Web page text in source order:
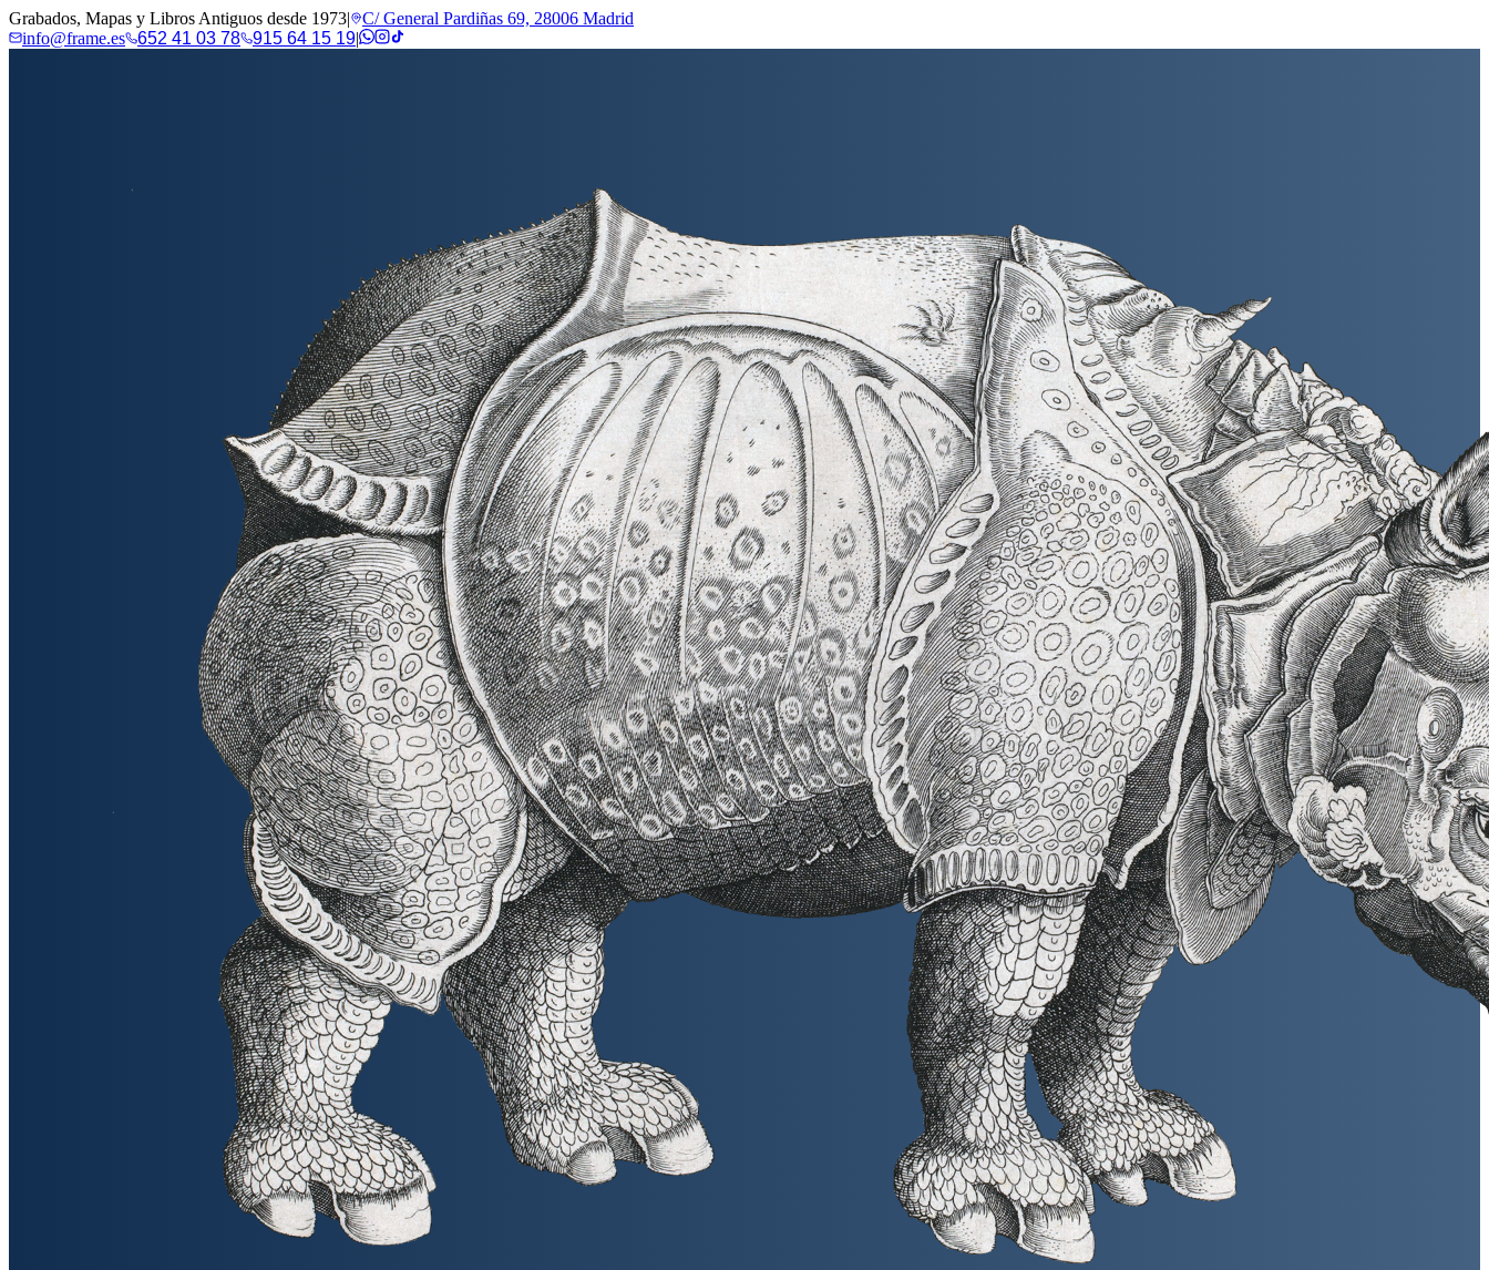
Grabados, Mapas y Libros Antiguos desde 1973|
C/ General Pardiñas 69, 28006 Madrid
info@frame.es
652 41 03 78 915 64 15 19|